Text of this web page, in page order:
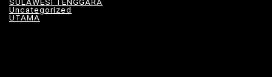
SULAWESI TENGGARA
Uncategorized
UTAMA(180)